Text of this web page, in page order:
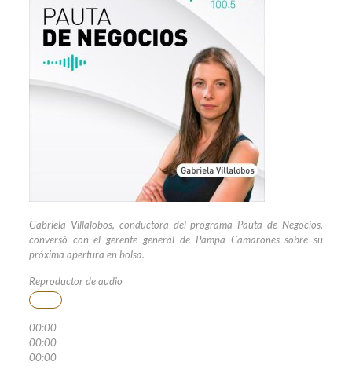
Gabriela Villalobos, conductora del programa Pauta de Negocios,
conversó con el gerente general de Pampa Camarones sobre su
próxima apertura en bolsa.
Reproductor de audio
00:00
00:00
00:00